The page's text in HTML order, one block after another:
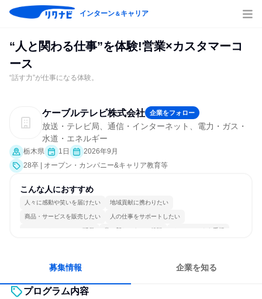
インターン＆キャリア
“人と関わる仕事”を体験!営業×カスタマーコ
ース
“話す力”が仕事になる体験。
ケーブルテレビ株式会社 企業をフォロー
放送・テレビ局、通信・インターネット、電力・ガス・
水道・エネルギー
栃木県 1日
2026年9月
28卒 | オープン・カンパニー&キャリア教育等
こんな人におすすめ
人々に感動や笑いを届けたい 地域貢献に携わりたい
商品・サービスを販売したい 人の仕事をサポートしたい
コミュニケーションが活発 常に新しいものに挑戦 チームワークを重視
募集情報 企業を知る
プログラム内容